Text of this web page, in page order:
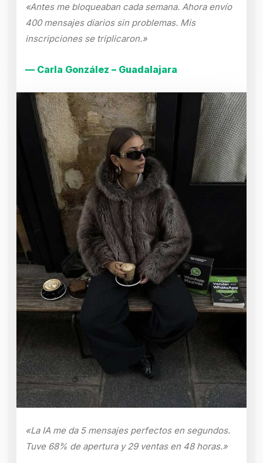
«Antes me bloqueaban cada semana. Ahora envío
400 mensajes diarios sin problemas. Mis
inscripciones se triplicaron.»
— Carla González – Guadalajara
«La IA me da 5 mensajes perfectos en segundos.
Tuve 68% de apertura y 29 ventas en 48 horas.»